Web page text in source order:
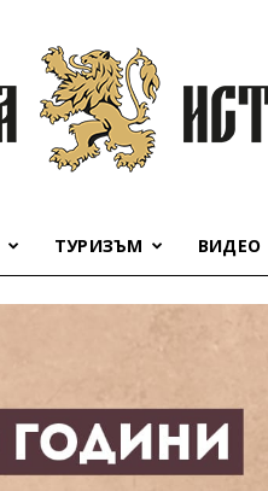
история
ТУРИЗЪМ ВИДЕО